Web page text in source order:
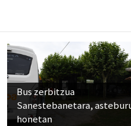
Bus zerbitzua
Sanestebanetara,
honetan